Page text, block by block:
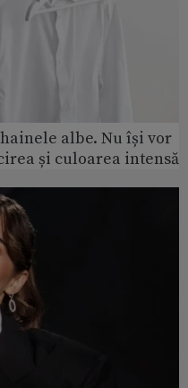
albe. Nu își vor
și culoarea intensă